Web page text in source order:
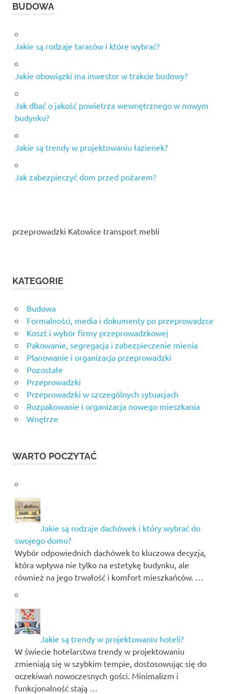
BUDOWA
Jakie są rodzaje tarasów i które wybrać?
Jakie obowiązki ma inwestor w trakcie budowy?
Jak dbać o jakość powietrza wewnętrznego w nowym
budynku?
Jakie są trendy w projektowaniu łazienek?
Jak zabezpieczyć dom przed pożarem?
przeprowadzki Katowice transport mebli
KATEGORIE
Budowa
Formalności, media i dokumenty po przeprowadzce
Koszt i wybór firmy przeprowadzkowej
Pakowanie, segregacja i zabezpieczenie mienia
Planowanie i organizacja przeprowadzki
Pozostałe
Przeprowadzki
Przeprowadzki w szczególnych sytuacjach
Rozpakowanie i organizacja nowego mieszkania
Wnętrze
WARTO POCZYTAĆ
Jakie są rodzaje dachówek i który wybrać do
swojego domu?
Wybór odpowiednich dachówek to kluczowa decyzja,
która wpływa nie tylko na estetykę budynku, ale
również na jego trwałość i komfort mieszkańców. …
Jakie są trendy w projektowaniu hoteli?
W świecie hotelarstwa trendy w projektowaniu
zmieniają się w szybkim tempie, dostosowując się do
oczekiwań nowoczesnych gości. Minimalizm i
funkcjonalność stają …